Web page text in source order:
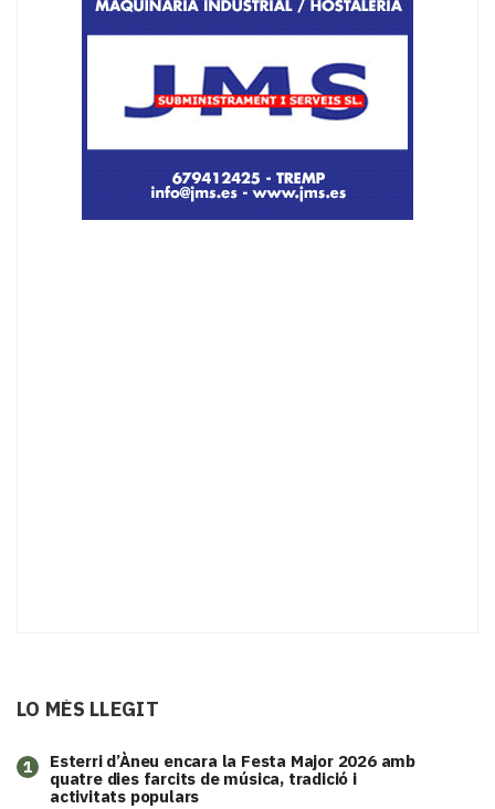
LO MÉS LLEGIT
1
Esterri d’Àneu encara la Festa Major 2026 amb
quatre dies farcits de música, tradició i
activitats populars